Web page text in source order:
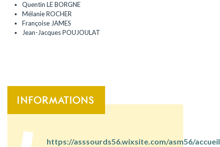
Quentin LE BORGNE
Mélanie ROCHER
Françoise JAMES
Jean-Jacques POUJOULAT
INFORMATIONS
https://asssourds56.wixsite.com/asm56/accueil